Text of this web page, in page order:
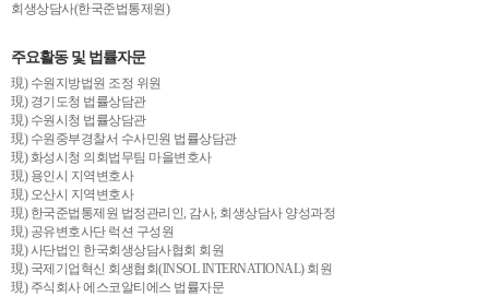
회생상담사(한국준법통제원)
주요활동 및 법률자문
現) 수원지방법원 조정 위원
現) 경기도청 법률상담관
現) 수원시청 법률상담관
現) 수원중부경찰서 수사민원 법률상담관
現) 화성시청 의회법무팀 마을변호사
現) 용인시 지역변호사
現) 오산시 지역변호사
現) 한국준법통제원 법정관리인, 감사, 회생상담사 양성과정
現) 공유변호사단 럭션 구성원
現) 사단법인 한국회생상담사협회 회원
現) 국제기업혁신 회생협회(INSOL INTERNATIONAL) 회원
現) 주식회사 에스코알티에스 법률자문